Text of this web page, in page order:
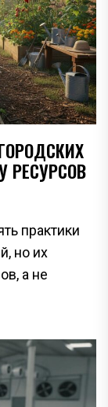
РЕСУРСОВ
практики
но их
а не